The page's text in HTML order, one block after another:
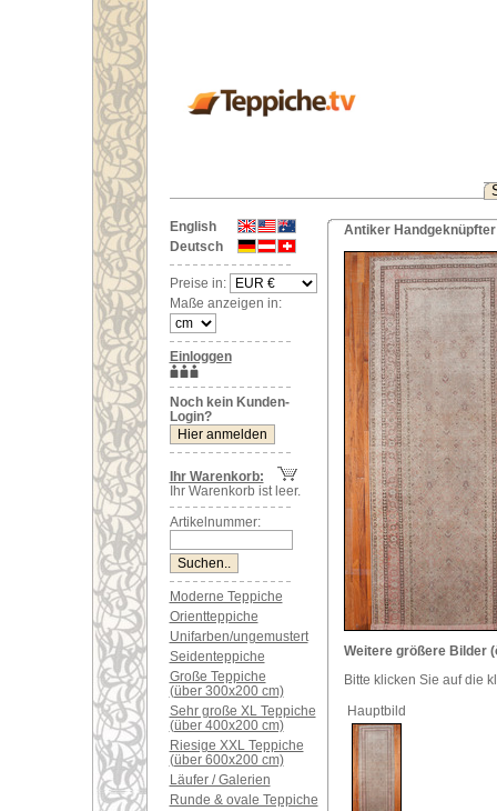
English
Deutsch
Preise in:
Maße anzeigen in:
Einloggen
Noch kein Kunden-
Login?
Ihr Warenkorb:
Ihr Warenkorb ist leer.
Artikelnummer:
Moderne Teppiche
Orientteppiche
Unifarben/ungemustert
Seidenteppiche
Große Teppiche
(über 300x200 cm)
Sehr große XL Teppiche
(über 400x200 cm)
Riesige XXL Teppiche
(über 600x200 cm)
Läufer / Galerien
Runde & ovale Teppiche
Antiker
Weitere größere Bilder
Bitte klicken Sie auf die
Hauptbild